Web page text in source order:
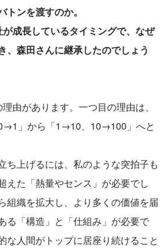
ンを渡すのか。
成長しているタイミングで、なぜ
、森田さんに継承したのでしょう
由があります。一つ目の理由は、
」から「1→10、10→100」へと
ち上げるには、私のような突拍子も
えた「熱量やセンス」が必要でし
組織を拡大し、より多くの価値を届
る「構造」と「仕組み」が必要で
な人間がトップに居座り続けること